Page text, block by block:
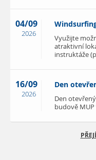
04/09
2026
Využijte
atraktivní
instruktáže
16/09
2026
Den
Den
budově MUP